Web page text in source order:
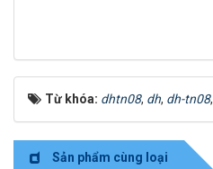
Từ khóa: dhtn08, dh, dh-tn08,
Sản phẩm cùng loại